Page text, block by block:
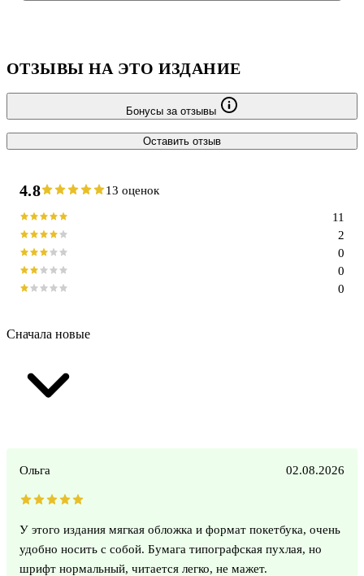
ОТЗЫВЫ НА ЭТО ИЗДАНИЕ
Бонусы за отзывы
Оставить отзыв
4.8 13 оценок
0
0
0
2
11
Сначала новые
Ольга 02.08.2026
У этого издания мягкая обложка и формат покетбука, очень
удобно носить с собой. Бумага типографская пухлая, но
шрифт нормальный, читается легко, не мажет.